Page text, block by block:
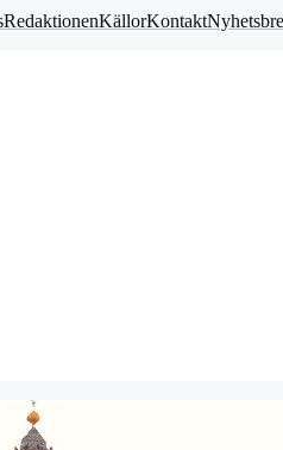
RedaktionenKällorKontakt